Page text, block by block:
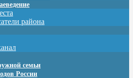
района
семьи
России